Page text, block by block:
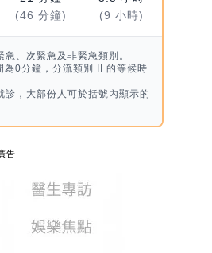
(46 分鐘)
(9 小時)
、次緊急及非緊急類別。
0分鐘，分流類別 II 的等候時
，大部份人可於括號內顯示的
告